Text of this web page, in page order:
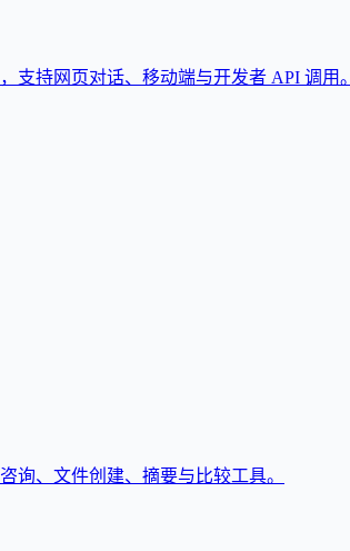
支持网页对话、移动端与开发者 API 调用。
询、文件创建、摘要与比较工具。